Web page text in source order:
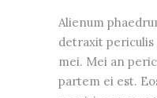
Alienum
detraxit
mei. Mei an
partem ei est.